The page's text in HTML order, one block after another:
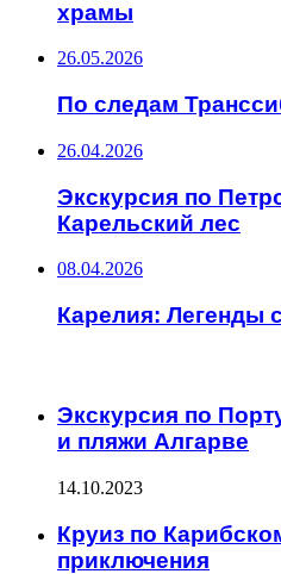
храмы
26.05.2026
По следам
26.04.2026
Экскурсия по
Карельский лес
08.04.2026
Карелия: Легенды
Экскурсия по
и пляжи Алгарве
14.10.2023
Круиз по
приключения